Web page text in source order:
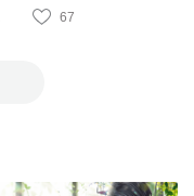
67